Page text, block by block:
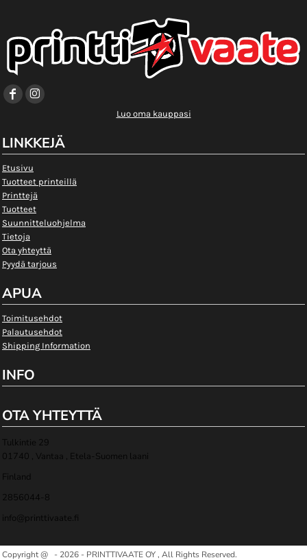
Luo oma kauppasi
LINKKEJÄ
Etusivu
Tuotteet printeillä
Printtejä
Tuotteet
Suunnitteluohjelma
Tietoja
Ota yhteyttä
Pyydä tarjous
APUA
Toimitusehdot
Palautusehdot
Shipping Information
INFO
OTA YHTEYTTÄ
Tulkintie 29
01740 , Vantaa , Etela-Suomen laani
Finland
2856044-8
info@printtivaate.fi
Copyright @ - 2026 - PRINTTIVAATE OY , All Rights Reserved.